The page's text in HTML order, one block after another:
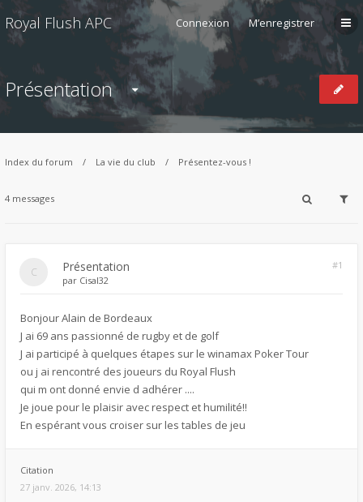
Royal Flush APC Connexion M’enregistrer
Présentation
Index du forum La vie du club Présentez-vous !
4 messages
Présentation
#1
par Cisal32
Bonjour Alain de Bordeaux
J ai 69 ans passionné de rugby et de golf
J ai participé à quelques étapes sur le winamax Poker Tour
ou j ai rencontré des joueurs du Royal Flush
qui m ont donné envie d adhérer ....
Je joue pour le plaisir avec respect et humilité!!
En espérant vous croiser sur les tables de jeu
Citation
27 janv. 2026, 14:13